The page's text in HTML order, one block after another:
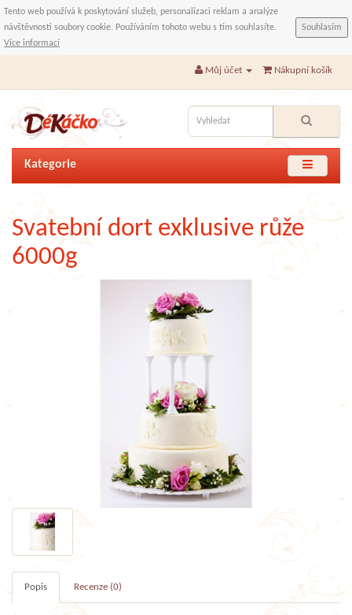
Tento web používá k poskytování služeb, personalizaci reklam a analýze
návštěvnosti soubory cookie. Používáním tohoto webu s tím souhlasíte.
Více informací
Souhlasím
Můj účet Nákupní košík
Kategorie
Svatební dort exklusive růže
6000g
Popis Recenze (0)